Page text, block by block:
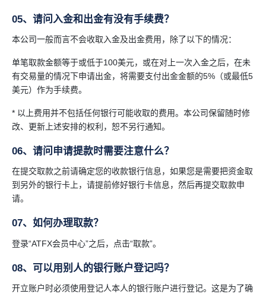
05、请问入金和出金有没有手续费？
本公司一般而言不会收取入金及出金费用，除了以下的情况：
单笔取款金额等于或低于100美元，或在对上一次入金之后，在未
有交易量的情况下申请出金，将需要支付出金金额的5%（或最低5
美元）作为手续费。
* 以上费用并不包括任何银行可能收取的费用。本公司保留随时修
改、更新上述安排的权利，恕不另行通知。
06、请问申请提款时需要注意什么？
在提交取款之前请确定您的收款银行信息，如果您是需要把资金取
到另外的银行卡上，请提前修好银行卡信息，然后再提交取款申
请。
07、如何办理取款？
登录“ATFX会员中心”之后，点击“取款”。
08、可以用别人的银行账户登记吗？
开立账户时必须使用登记人本人的银行账户进行登记。这是为了确